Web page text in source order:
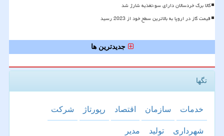
کالا برگ خردسالان دارای سوءتغذیه شارژ شد
قیمت گاز در اروپا به بالاترین سطح خود از 2023 رسید
جدیدترین ها
تگها
خدمات سازمان اقتصاد رپورتاژ شركت
شهرداری تولید مدیر